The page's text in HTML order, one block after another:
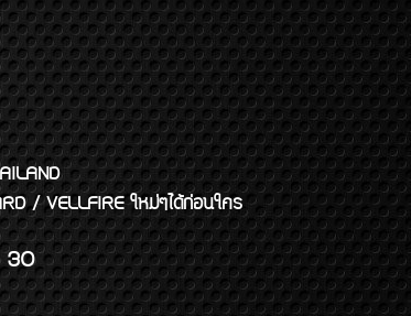
/ VELLFIRE ใหม่ๆได้ก่อนใคร
30